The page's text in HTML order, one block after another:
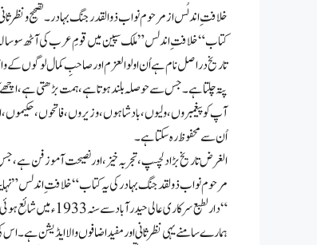
خلافتِ اندلُس از مرحوم نواب ذوالقدر جنگ بہادر۔ تصحیح و نظرثانی
کتاب “خلافتِ اندلس” ملک سپین میں قومِ عرب کی آٹھ سو
تاریخ دراصل نام ہے اُن اولوالعزم اور صاحبِ کمال لوگوں کے
پتہ چلتا ہے۔ جس سے حوصلہ بلند ہوتا ہے، ہمت بڑھتی ہے، اچھے
آپ کو پیغمبروں، ولیوں، بادشاہوں، وزیروں، فاتحوں،
اُن سے محفوظ رہ سکتا ہے۔
الغرض تاریخ بڑا دلچسپ، تجربہ خیز، اور نصیحت آموز فن
“دارلطبع سرکاری عالی حیدرآباد سے سنہ 1933ء میں شائع ہوئی۔
ہمارے سامنے یہی نظرثانی اور مفید اضافوں والا ایڈیشن ہے۔